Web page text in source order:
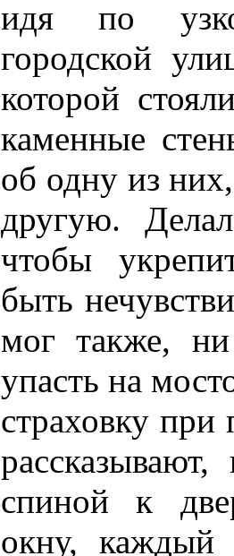
идя по
городской
которой
каменные
об одну из
другую.
чтобы
быть
мог также,
упасть на
страховку
спиной к
окну, каждый